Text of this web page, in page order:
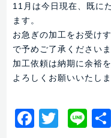
11月は今日現在、既に
ます。
お急ぎの加工をお受け
で予めご了承くださいま
加工依頼は納期に余裕
よろしくお願いいたし
Twitter